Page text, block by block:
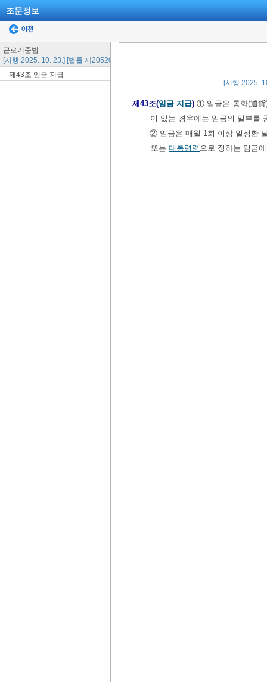
조문정보
근로기준법
[시행 2025. 10. 23.] [법률 제20520호, 2024. 10. 22., 일부개정]
제43조 임금 지급
[시행 2025.
제43조(임금 지급) ① 임금은 통화(通貨
이 있는 경우에는 임금의 일부를
② 임금은 매월 1회 이상 일정한
또는 대통령령 으로 정하는 임금